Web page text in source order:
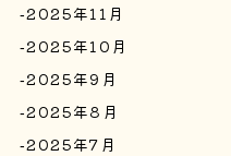
2025年11月
2025年10月
2025年9月
2025年8月
2025年7月